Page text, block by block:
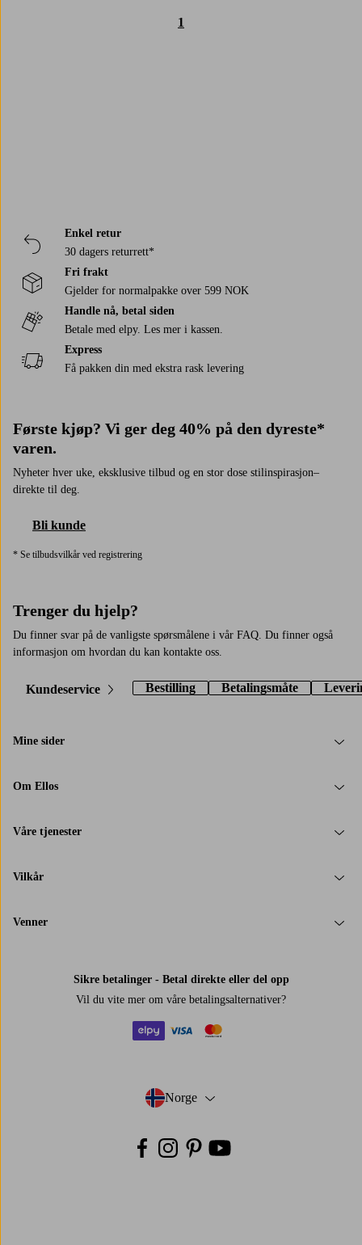
1
Enkel retur
30 dagers returrett*
Fri frakt
Gjelder for normalpakke over 599 NOK
Handle nå, betal siden
Betale med elpy. Les mer i kassen.
Express
Få pakken din med ekstra rask levering
Første kjøp? Vi ger deg 40% på den dyreste*
varen.
Nyheter hver uke, eksklusive tilbud og en stor dose stilinspirasjon–
direkte til deg.
Bli kunde
* Se tilbudsvilkår ved registrering
Trenger du hjelp?
Du finner svar på de vanligste spørsmålene i vår FAQ. Du finner også
informasjon om hvordan du kan kontakte oss.
Kundeservice Bestilling Betalingsmåte
Mine sider
Om Ellos
Våre tjenester
Vilkår
Venner
Sikre betalinger - Betal direkte eller del opp
Vil du vite mer om våre betalingsalternativer?
Norge
- Velg land